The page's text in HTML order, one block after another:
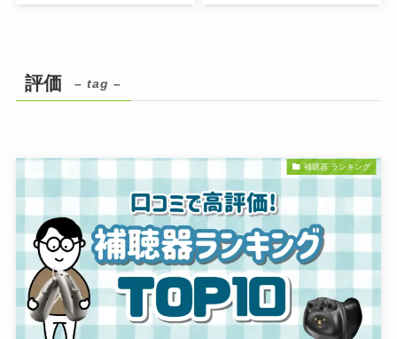
評価 – tag –
補聴器 ランキング